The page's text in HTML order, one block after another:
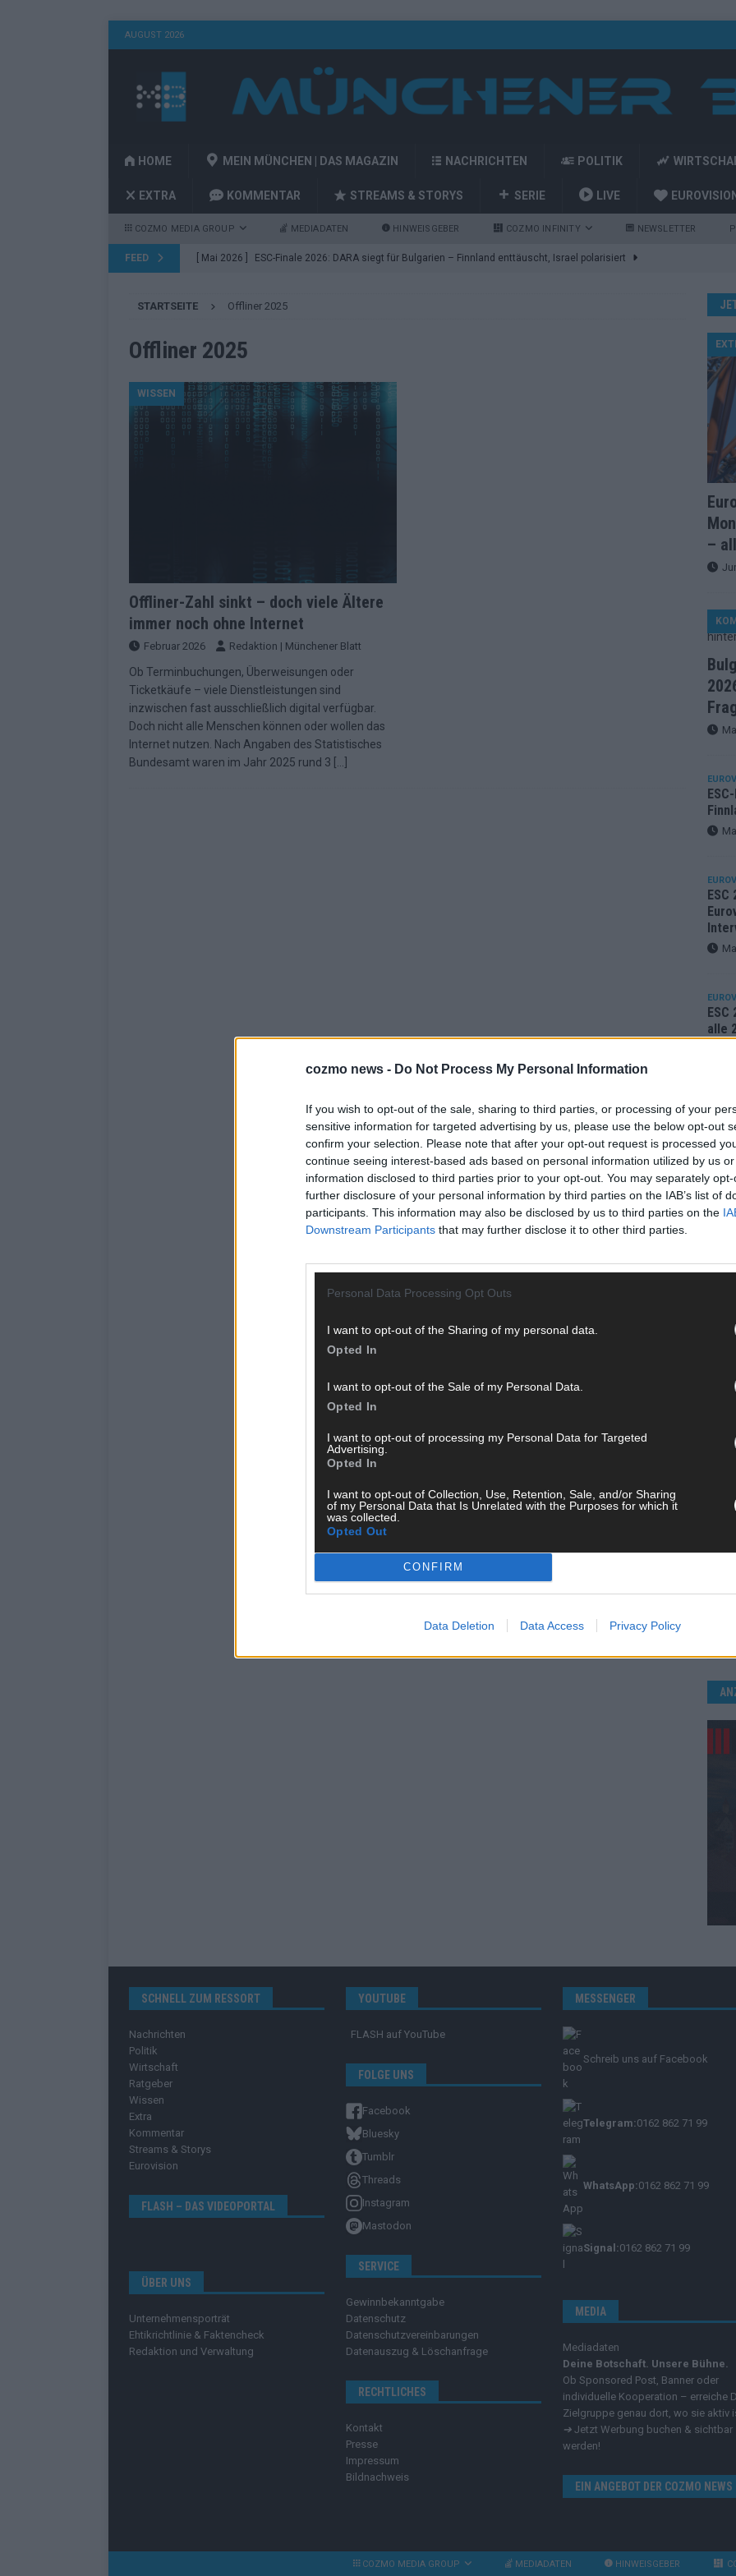
cozmo news - Do Not Process My Personal Information
If you wish to opt-out of the sale, sharing to third parties, or processing of your
sensitive information for targeted advertising by us, please use the below opt-out
confirm your selection. Please note that after your opt-out request is processed
continue seeing interest-based ads based on personal information utilized by us
information disclosed to third parties prior to your opt-out. You may separately
further disclosure of your personal information by third parties on the IAB’s list of
participants. This information may also be disclosed by us to third parties on the
Downstream Participants that may further disclose it to other third parties.
Personal Data Processing Opt Outs
I want to opt-out of the Sharing of my personal data.
Opted In
I want to opt-out of the Sale of my Personal Data.
Opted In
I want to opt-out of processing my Personal Data for Targeted
Advertising.
Opted In
I want to opt-out of Collection, Use, Retention, Sale, and/or Sharing
of my Personal Data that Is Unrelated with the Purposes for which it
was collected.
Opted Out
CONFIRM
Data Deletion Data Access Privacy Policy
AUGUST 2026
HOME MEIN MÜNCHEN | DAS MAGAZIN NACHRICHTEN POLITIK
EXTRA KOMMENTAR STREAMS & STORYS SERIE LIVE EUROVISION
COZMO MEDIA GROUP MEDIADATEN HINWEISGEBER COZMO INFINITY NEWSLETTER
FEED [ Mai 2026 ] ESC-Finale 2026: DARA siegt für Bulgarien – Finnland enttäuscht, Israel polarisiert
[ Mai 2026 ] ESC 2026 Finale: JJ mit Mozart-Eröffnung, Eurovision-Allstars und Parov Stelar als Interval
Acts EUROVISION
kommt EUROVISION
[ Mai 2026 ] Eurovision 2026: Der große Finale-Check – alle 25 Acts und ihre Siegchancen
ESC 2026 Halbfinale 2: Ein starker JJ-Moment – und sonst ESC-light in Wien
KOMMENTAR
[ Mai 2026 ] ESC 2026: Diese zehn Länder sehen die Buchmacher im Finale
[ Juni 2026 ] Europa-Park Sommersaison 2026: Monaco, Sallys Café und Westernstadt – alle Neuheiten
im Überblick EXTRA
[ Mai 2026 ] Bulgarien hat gewonnen – aber der ESC 2026 hinterlässt unbeantwortete Fragen
KOMMENTAR
STARTSEITE Offliner 2025
Offliner 2025
WISSEN
Offliner-Zahl sinkt – doch viele Ältere
immer noch ohne Internet
Februar 2026 Redaktion | Münchener Blatt
Ob Terminbuchungen, Überweisungen oder
Ticketkäufe – viele Dienstleistungen sind
inzwischen fast ausschließlich digital verfügbar.
Doch nicht alle Menschen können oder wollen das
Internet nutzen. Nach Angaben des Statistisches
Bundesamt waren im Jahr 2025 rund 3
–
alle
25
Von
SCHNELL ZUM RESSORT
Nachrichten
Politik
Wirtschaft
Ratgeber
Wissen
Extra
Kommentar
Streams & Storys
Eurovision
FLASH – DAS VIDEOPORTAL
ÜBER UNS
Unternehmensporträt
Ehtikrichtlinie & Faktencheck
Redaktion und Verwaltung
YOUTUBE
FLASH auf YouTube
FOLGE UNS
Facebook
Bluesky
Tumblr
Threads
Instagram
Mastodon
SERVICE
Gewinnbekanntgabe
Datenschutz
Datenschutzvereinbarungen
Datenauszug & Löschanfrage
RECHTLICHES
Kontakt
Presse
Impressum
Bildnachweis
MESSENGER
Schreib uns auf Facebook
Telegram:0162 862 71 99
WhatsApp:0162 862 71 99
Signal:0162 862 71 99
MEDIA
Mediadaten
Deine Botschaft. Unsere Bühne.
Ob Sponsored Post, Banner oder
individuelle Kooperation – erreiche
Zielgruppe genau dort, wo sie aktiv
➔ Jetzt Werbung buchen & sichtbar
werden!
EIN ANGEBOT DER COZMO NEWS
COZMO MEDIA GROUP MEDIADATEN HINWEISGEBER